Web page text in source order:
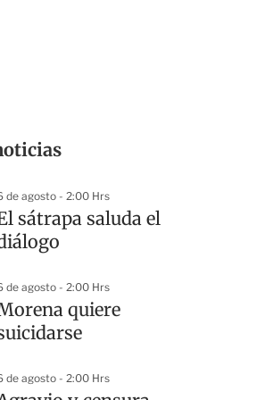
de agosto - 2:00 Hrs
sátrapa saluda el
de agosto - 2:00 Hrs
quiere
de agosto - 2:00 Hrs